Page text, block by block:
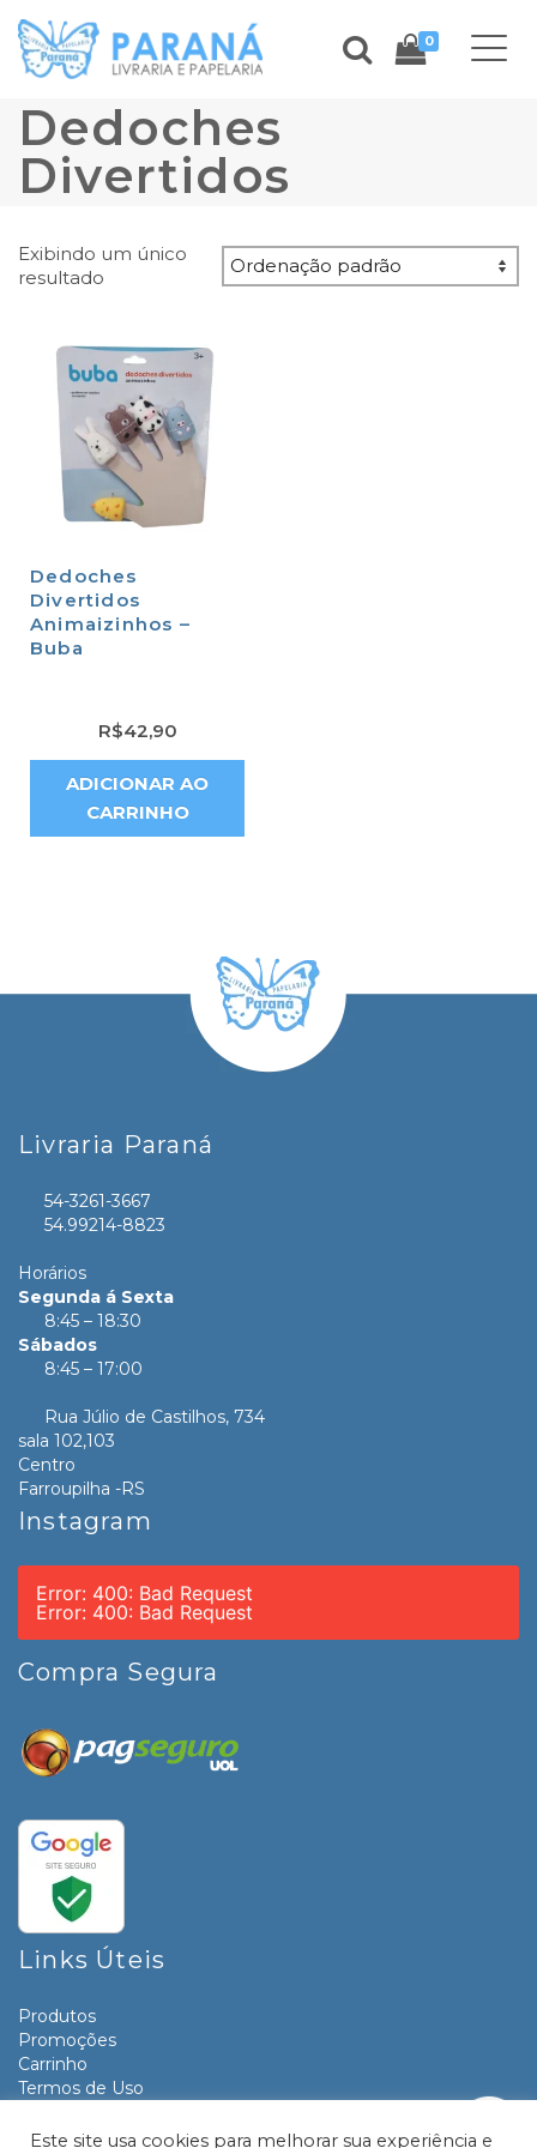
0
Dedoches
Divertidos
Exibindo um único
resultado
Dedoches
Divertidos
Animaizinhos –
Buba
R$42,90
ADICIONAR AO
CARRINHO
Livraria Paraná
54-3261-3667
54.99214-8823
Horários
Segunda á Sexta
8:45 – 18:30
Sábados
8:45 – 17:00
Rua Júlio de Castilhos, 734
sala 102,103
Centro
Farroupilha -RS
Instagram
Error: 400: Bad Request
Error: 400: Bad Request
Compra Segura
Links Úteis
Produtos
Promoções
Carrinho
Termos de Uso
Contato
Este site usa cookies para melhorar sua experiência e